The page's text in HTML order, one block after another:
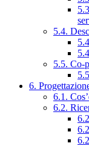
5.4.
5.5. Co-
6.
6.1.
6.2.